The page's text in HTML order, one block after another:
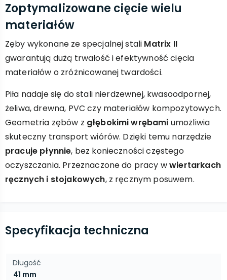
Zoptymalizowane cięcie wielu
materiałów
Zęby wykonane ze specjalnej stali Matrix II
gwarantują dużą trwałość i efektywność cięcia
materiałów o zróżnicowanej twardości.
Piła nadaje się do stali nierdzewnej, kwasoodpornej,
żeliwa, drewna, PVC czy materiałów kompozytowych.
Geometria zębów z głębokimi wrębami umożliwia
skuteczny transport wiórów. Dzięki temu narzędzie
pracuje płynnie, bez konieczności częstego
oczyszczania. Przeznaczone do pracy wwiertarkach
ręcznych i stojakowych, z ręcznym posuwem.
Specyfikacja techniczna
Długość
41 mm